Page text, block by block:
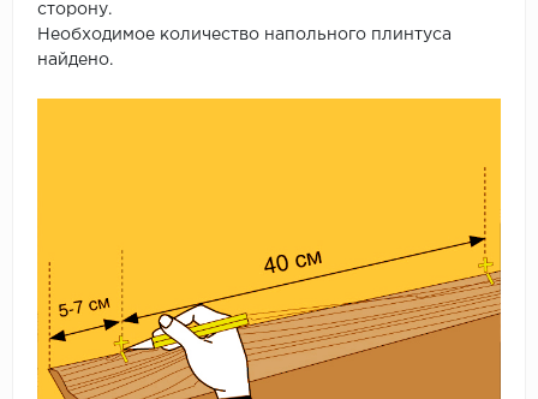
сторону.
Необходимое количество напольного плинтуса
найдено.